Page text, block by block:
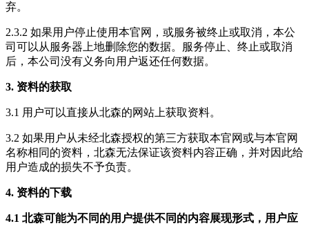
弃。
2.3.2 如果用户停止使用本官网，或服务被终止或取消，本公
司可以从服务器上地删除您的数据。服务停止、终止或取消
后，本公司没有义务向用户返还任何数据。
3. 资料的获取
3.1 用户可以直接从北森的网站上获取资料。
3.2 如果用户从未经北森授权的第三方获取本官网或与本官网
名称相同的资料，北森无法保证该资料内容正确，并对因此给
用户造成的损失不予负责。
4. 资料的下载
4.1 北森可能为不同的用户提供不同的内容展现形式，用户应